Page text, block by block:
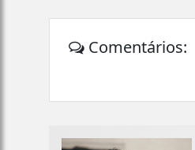
Comentários: